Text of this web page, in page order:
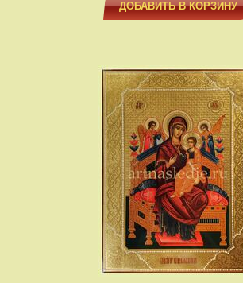
ДОБАВИТЬ В КОРЗИНУ